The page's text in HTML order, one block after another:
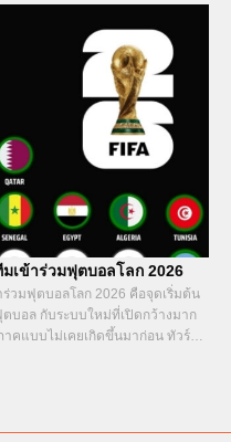
เข้าร่วมฟุตบอลโลก 2026
ร่วมฟุตบอลโลก 2026 คือจุดเริ่มต้น
บอล กับระบบใหม่ที่เปิดกว้างมาก
คแบบไม่เคยเกิดขึ้นมาก่อน ทัวร์นา